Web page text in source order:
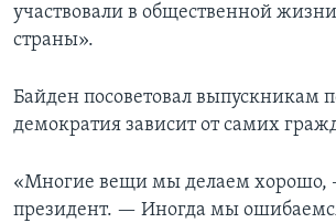
участвовали в общественной
страны».
Байден посоветовал выпускникам
демократия зависит от самих
«Многие вещи мы делаем хорошо,
президент. — Иногда мы